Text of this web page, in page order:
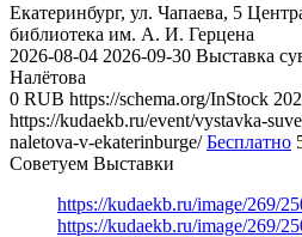
Екатеринбург, ул. Чапаева, 5
библиотека им. А. И. Герцена
2026-08-04 2026-09-30 Выставка
Налётова
0 RUB https://schema.org/InStock
https://kudaekb.ru/event/vystavka-
naletova-v-ekaterinburge/ Бесплатно
Советуем Выставки
https://kudaekb.ru/image/269/
https://kudaekb.ru/image/269/